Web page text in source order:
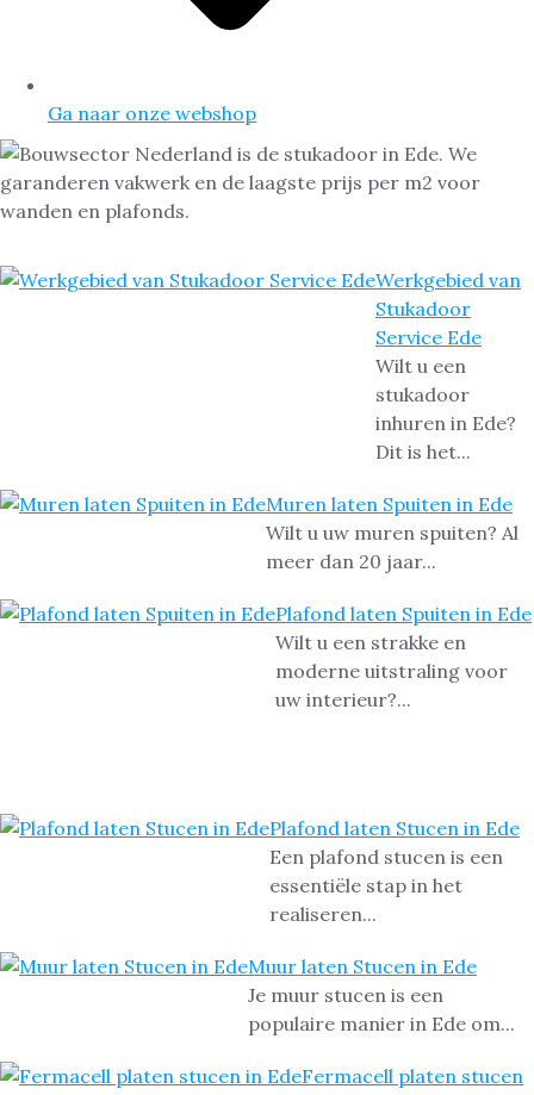
Ga naar onze webshop
Werkgebied van
Stukadoor
Service Ede
Wilt u een
stukadoor
inhuren in Ede?
Dit is het...
Muren laten Spuiten in Ede
Wilt u uw muren spuiten? Al
meer dan 20 jaar...
Plafond laten Spuiten in Ede
Wilt u een strakke en
moderne uitstraling voor
uw interieur?...
Plafond laten Stucen in Ede
Een plafond stucen is een
essentiële stap in het
realiseren...
Muur laten Stucen in Ede
Je muur stucen is een
populaire manier in Ede om...
Fermacell platen stucen